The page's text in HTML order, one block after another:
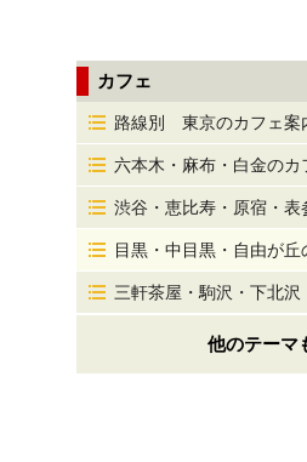
カフェ
路線別 東京のカフェ案
六本木・麻布・白金のカ
渋谷・恵比寿・原宿・表
目黒・中目黒・自由が丘
三軒茶屋・駒沢・下北沢
他のテーマ